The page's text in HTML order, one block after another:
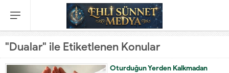
"Dualar" ile Etiketlenen Konular
Oturduğun Yerden Kalkmadan